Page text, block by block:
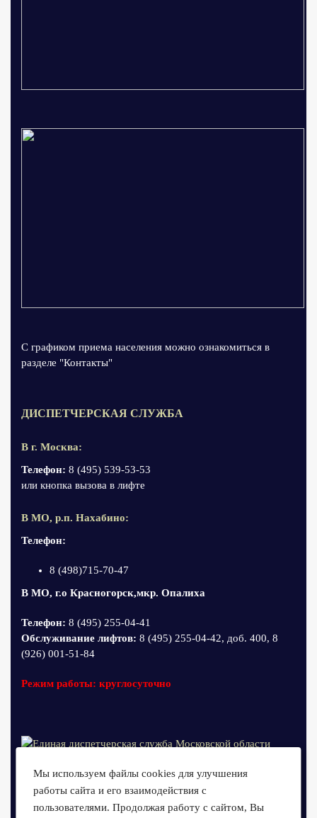
С графиком приема населения можно ознакомиться в
разделе "Контакты"
ДИСПЕТЧЕРСКАЯ СЛУЖБА
В г. Москва:
Телефон: 8 (495) 539-53-53
или кнопка вызова в лифте
В МО, р.п. Нахабино:
Телефон:
8 (498)715-70-47
В МО, г.о Красногорск,мкр. Опалиха
Телефон: 8 (495) 255-04-41
Обслуживание лифтов: 8 (495) 255-04-42, доб. 400, 8
(926) 001-51-84
Режим работы: круглосуточно
Мы используем файлы cookies для улучшения
работы сайта и его взаимодействия с
пользователями. Продолжая работу с сайтом, Вы